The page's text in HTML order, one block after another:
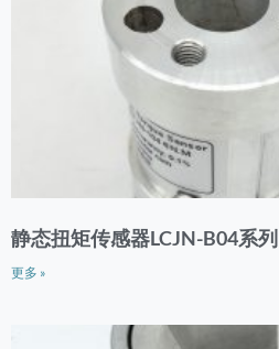
静态扭矩传感器LCJN-B04系列
更多 »